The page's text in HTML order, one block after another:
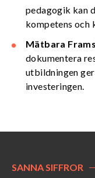
pedagogik kan
kompetens och
Mätbara
dokumentera
utbildningen
investeringen.
SANNA SIFFROR